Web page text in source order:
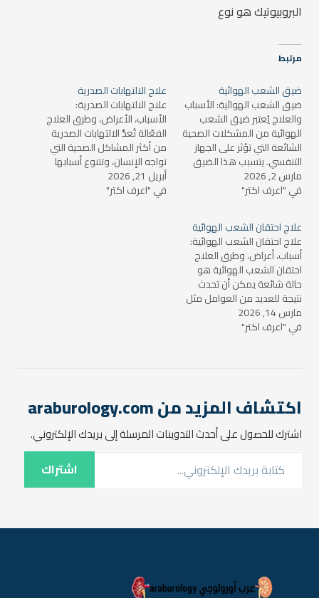
البروبيوتيك هو نوع
مرتبط
ضيق الشعب الهوائية
ضيق الشعب الهوائية: الأسباب
والعلاج يُعتبر ضيق الشعب
الهوائية من المشكلات الصحية
الشائعة التي تؤثر على الجهاز
التنفسي. يتسبب هذا الضيق
في صعوبة التنفس، ويؤثر
بشكل كبير على جودة الحياة.
أسباب ضيق الشعب الهوائية،
أعراضه، طرق تشخيصه، وأفضل
طرق العلاج المتاحة. ما هو
ضيق الشعب الهوائية؟…
مارس 2, 2026
في "اعرف اكتر"
علاج الالتهابات الصدرية
علاج الالتهابات الصدرية:
الأسباب، الأعراض، وطرق العلاج
الفعّالة تُعدُّ الالتهابات الصدرية
من أكثر المشاكل الصحية التي
تواجه الإنسان، وتتنوع أسبابها
وأعراضها مما يجعل من المهم
معرفة كيفية التعامل معها
أبريل 21, 2026
في "اعرف اكتر"
علاج احتقان الشعب الهوائية
علاج احتقان الشعب الهوائية:
أسباب، أعراض، وطرق العلاج
احتقان الشعب الهوائية هو
حالة شائعة يمكن أن تحدث
نتيجة للعديد من العوامل مثل
الالتهابات أو التفاعلات
التحسسية. يعاني الأشخاص
سنتناول كل ما يتعلق بعلاج
احتقان…
مارس 14, 2026
في "اعرف اكتر"
اكتشاف المزيد من araburology.com
اشترك للحصول على أحدث التدوينات المرسلة إلى بريدك الإلكتروني.
اشتراك